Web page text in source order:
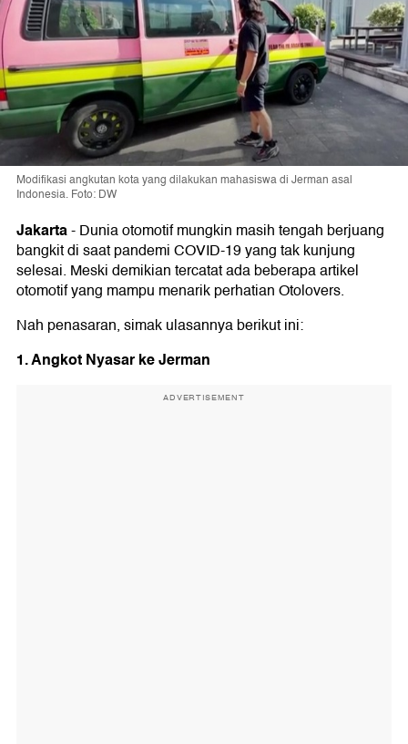
Modifikasi angkutan kota yang dilakukan mahasiswa di Jerman asal
Indonesia. Foto: DW
Jakarta-Dunia otomotif mungkin masih tengah berjuang
bangkit di saat pandemi COVID-19 yang tak kunjung
selesai. Meski demikian tercatat ada beberapa artikel
otomotif yang mampu menarik perhatian Otolovers.
Nah penasaran, simak ulasannya berikut ini:
1. Angkot Nyasar ke Jerman
ADVERTISEMENT